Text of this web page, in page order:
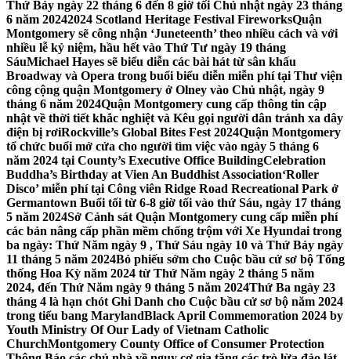
Thứ Bảy ngày 22 tháng 6 đến 8 giờ tối Chủ nhật ngày 23 tháng
6 năm 20242024 Scotland Heritage Festival FireworksQuận
Montgomery sẽ công nhận ‘Juneteenth’ theo nhiều cách và với
nhiều lễ kỷ niệm, hầu hết vào Thứ Tư ngày 19 tháng
SáuMichael Hayes sẽ biểu diễn các bài hát từ sân khấu
Broadway và Opera trong buổi biểu diễn miễn phí tại Thư viện
công cộng quận Montgomery ở Olney vào Chủ nhật, ngày 9
tháng 6 năm 2024Quận Montgomery cung cấp thông tin cập
nhật về thời tiết khắc nghiệt và Kêu gọi người dân tránh xa dây
điện bị rơiRockville’s Global Bites Fest 2024Quận Montgomery
tổ chức buổi mở cửa cho người tìm việc vào ngày 5 tháng 6
năm 2024 tại County’s Executive Office BuildingCelebration
Buddha’s Birthday at Vien An Buddhist Association‘Roller
Disco’ miễn phí tại Công viên Ridge Road Recreational Park ở
Germantown Buổi tối từ 6-8 giờ tối vào thứ Sáu, ngày 17 tháng
5 năm 2024Sở Cảnh sát Quận Montgomery cung cấp miễn phí
các bản nâng cấp phần mềm chống trộm với Xe Hyundai trong
ba ngày: Thứ Năm ngày 9 , Thứ Sáu ngày 10 và Thứ Bảy ngày
11 tháng 5 năm 2024Bỏ phiếu sớm cho Cuộc bầu cử sơ bộ Tổng
thống Hoa Kỳ năm 2024 từ Thứ Năm ngày 2 tháng 5 năm
2024, đến Thứ Năm ngày 9 tháng 5 năm 2024Thứ Ba ngày 23
tháng 4 là hạn chót Ghi Danh cho Cuộc bầu cử sơ bộ năm 2024
trong tiểu bang MarylandBlack April Commemoration 2024 by
Youth Ministry Of Our Lady of Vietnam Catholic
ChurchMontgomery County Office of Consumer Protection